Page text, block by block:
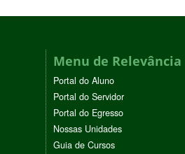
Menu de Relevância
Portal do Aluno
Portal do Servidor
Portal do Egresso
Nossas Unidades
Guia de Cursos